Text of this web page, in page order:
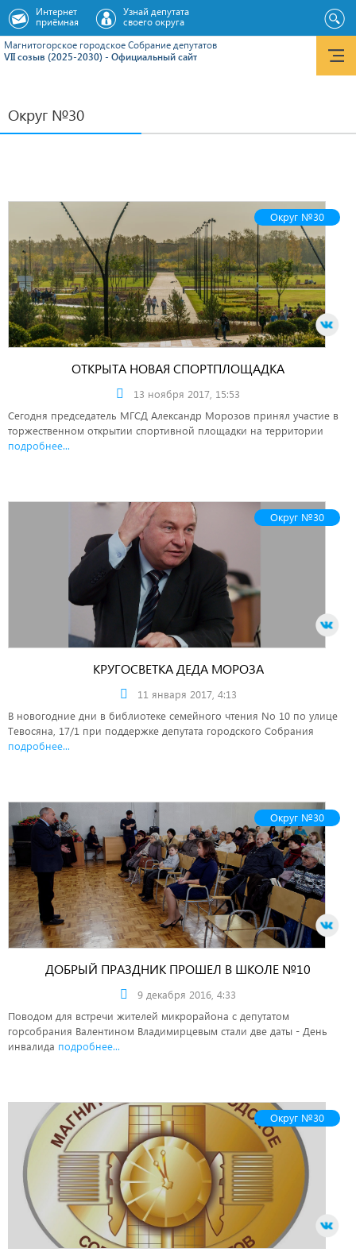
Магнитогорское городское Cобрание депутатов
VII созыв (2025-2030) - Официальный сайт
Интернет
приёмная
Узнай депутата
своего округа
Округ №30
Округ №30
ОТКРЫТА НОВАЯ СПОРТПЛОЩАДКА
13 ноября 2017, 15:53
Сегодня председатель МГСД Александр Морозов принял участие в
торжественном открытии спортивной площадки на территории
подробнее...
Округ №30
КРУГОСВЕТКА ДЕДА МОРОЗА
11 января 2017, 4:13
В новогодние дни в библиотеке семейного чтения No 10 по улице
Тевосяна, 17/1 при поддержке депутата городского Собрания
подробнее...
Округ №30
ДОБРЫЙ ПРАЗДНИК ПРОШЕЛ В ШКОЛЕ №10
9 декабря 2016, 4:33
Поводом для встречи жителей микрорайона с депутатом
горсобрания Валентином Владимирцевым стали две даты - День
инвалида подробнее...
Округ №30